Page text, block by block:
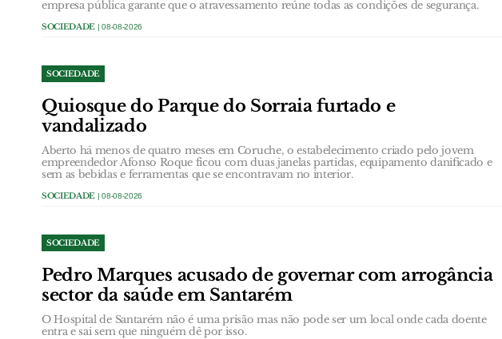
empresa pública garante que o atravessamento reúne todas as condições de segurança.
SOCIEDADE | 08-08-2026
SOCIEDADE
Quiosque do Parque do Sorraia furtado e
vandalizado
Aberto há menos de quatro meses em Coruche, o estabelecimento criado pelo jovem
empreendedor Afonso Roque ficou com duas janelas partidas, equipamento danificado e
sem as bebidas e ferramentas que se encontravam no interior.
SOCIEDADE | 08-08-2026
SOCIEDADE
Pedro Marques acusado de governar com arrogância
sector da saúde em Santarém
O Hospital de Santarém não é uma prisão mas não pode ser um local onde cada doente
entra e sai sem que ninguém dê por isso.